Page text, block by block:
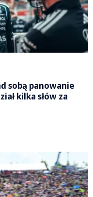
sobą panowanie
kilka słów za